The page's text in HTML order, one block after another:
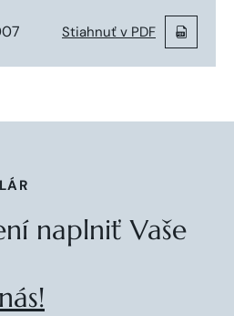
Stiahnuť v PDF
naplniť Vaše